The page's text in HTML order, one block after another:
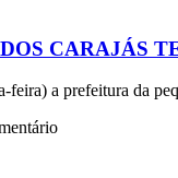
CARAJÁS
a prefeitura da